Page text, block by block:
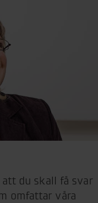
du skall få svar
omfattar våra